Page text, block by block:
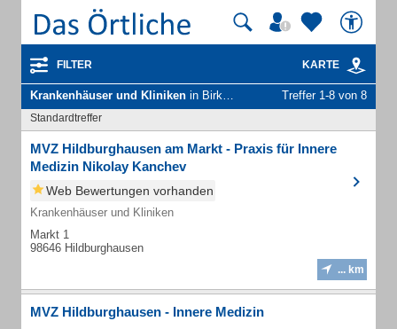
FILTER KARTE
Krankenhäuser und Kliniken in Birkenfeld Stadt Hildburghausen Treffer 1-8 von 8
Standardtreffer
MVZ Hildburghausen am Markt - Praxis für Innere
Medizin Nikolay Kanchev
Web Bewertungen vorhanden
Krankenhäuser und Kliniken
Markt 1
98646 Hildburghausen
... km
MVZ Hildburghausen - Innere Medizin